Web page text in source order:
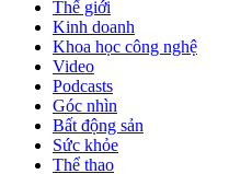
Thế giới
Kinh doanh
Khoa học công nghệ
Video
Podcasts
Góc nhìn
Bất động sản
Sức khỏe
Thể thao